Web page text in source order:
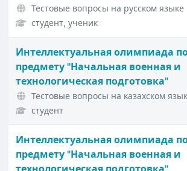
Тестовые вопросы на русском языке
студент, ученик
Интеллектуальная олимпиада
предмету "Начальная военная и
технологическая подготовка"
Тестовые вопросы на казахском
студент
Интеллектуальная олимпиада
предмету "Начальная военная и
технологическая подготовка"